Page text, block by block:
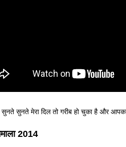
सुनते मेरा दिल तो गरीब हो चुका है और
2014